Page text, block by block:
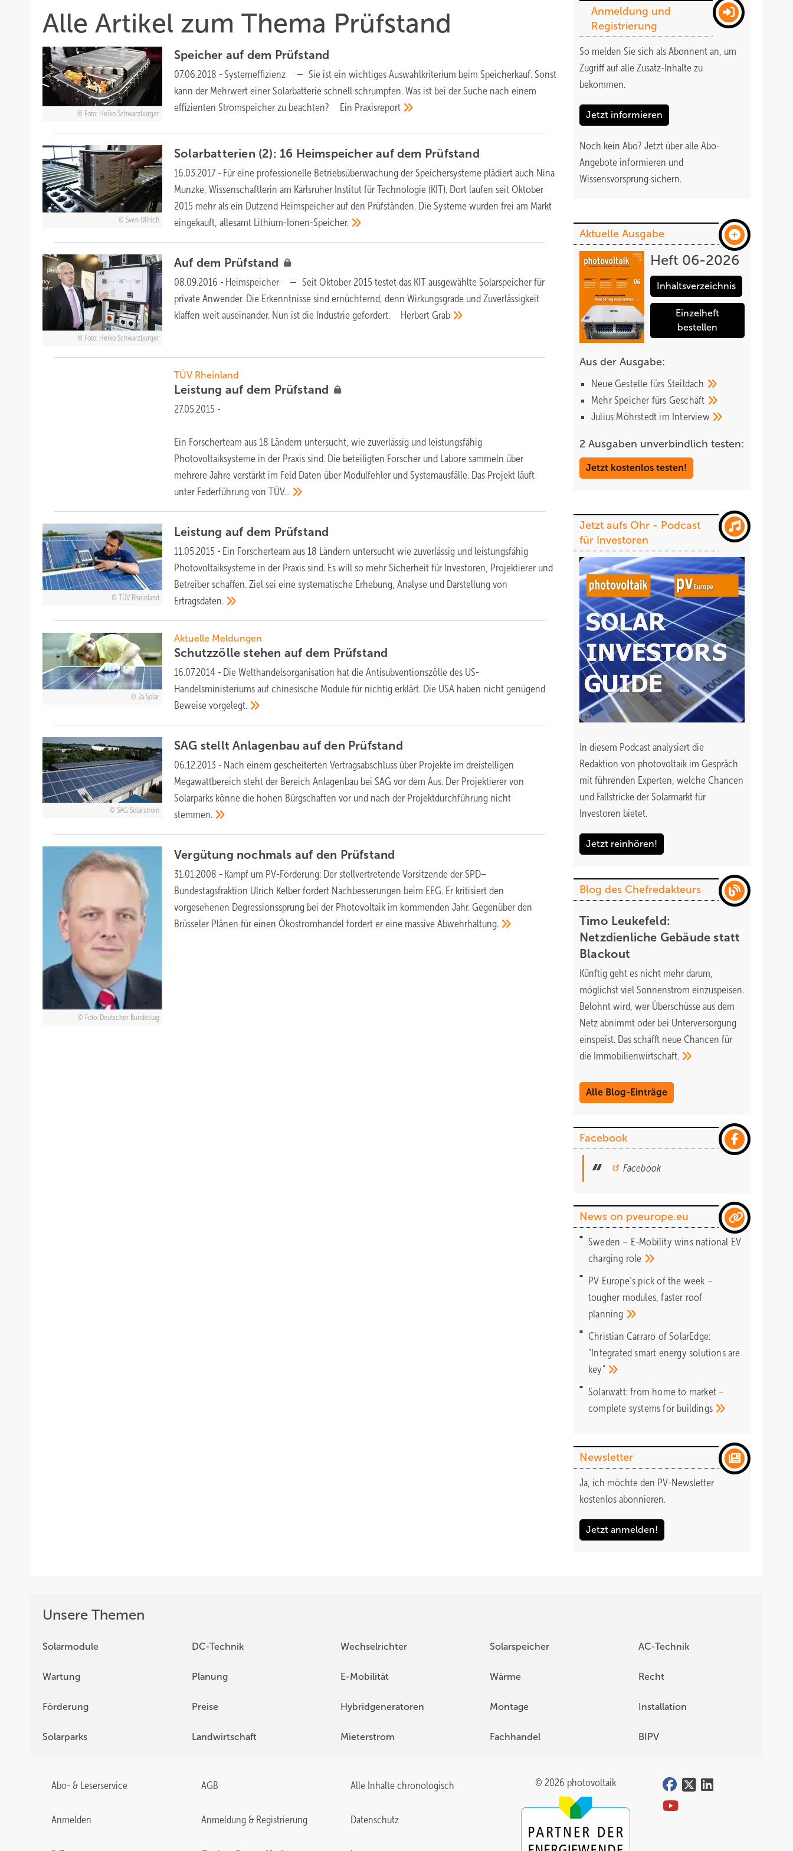
Alle Artikel zum Thema Prüfstand
Foto: Heiko Schwarzburger
Speicher auf dem Prüfstand
07.06.2018 - Systemeffizienz —Sie ist ein wichtiges Auswahlkriterium beim Speicherkauf. Sonst
kann der Mehrwert einer Solarbatterie schnell schrumpfen. Was ist bei der Suche nach einem
effizienten Stromspeicher zu beachten? Ein Praxisreport
Sven Ullrich
Solarbatterien (2): 16 Heimspeicher auf dem Prüfstand
16.03.2017 - Für eine professionelle Betriebsüberwachung der Speichersysteme plädiert auch Nina
Munzke, Wissenschaftlerin am Karlsruher Institut für Technologie (KIT). Dort laufen seit Oktober
2015 mehr als ein Dutzend Heimspeicher auf den Prüfständen. Die Systeme wurden frei am Markt
eingekauft, allesamt Lithium-Ionen-Speicher.
Foto: Heiko Schwarzburger
Auf dem Prüfstand
08.09.2016 - Heimspeicher —Seit Oktober 2015 testet das KIT ausgewählte Solarspeicher für
private Anwender. Die Erkenntnisse sind ernüchternd, denn Wirkungsgrade und Zuverlässigkeit
klaffen weit auseinander. Nun ist die Industrie gefordert. HerbertGrab
TÜV Rheinland
Leistung auf dem Prüfstand
27.05.2015 -
Ein Forscherteam aus 18 Ländern untersucht, wie zuverlässig und leistungsfähig
Photovoltaiksysteme in der Praxis sind. Die beteiligten Forscher und Labore sammeln über
mehrere Jahre verstärkt im Feld Daten über Modulfehler und Systemausfälle. Das Projekt läuft
unter Federführung vonTÜV...
TÜV Rheinland
Leistung auf dem Prüfstand
11.05.2015 - Ein Forscherteam aus 18 Ländern untersucht wie zuverlässig und leistungsfähig
Photovoltaiksysteme in der Praxis sind. Es will so mehr Sicherheit für Investoren, Projektierer und
Betreiber schaffen. Ziel sei eine systematische Erhebung, Analyse und Darstellung von
Ertragsdaten.
Ja Solar
Aktuelle Meldungen
Schutzzölle stehen auf dem Prüfstand
16.07.2014 - Die Welthandelsorganisation hat die Antisubventionszölle des US-
Handelsministeriums auf chinesische Module für nichtig erklärt. Die USA haben nicht genügend
Beweisevorgelegt.
SAG Solarstrom
SAG stellt Anlagenbau auf den Prüfstand
06.12.2013 - Nach einem gescheiterten Vertragsabschluss über Projekte im dreistelligen
Megawattbereich steht der Bereich Anlagenbau bei SAG vor dem Aus. Der Projektierer von
Solarparks könne die hohen Bürgschaften vor und nach der Projektdurchführung nicht
stemmen.
Foto: Deutscher Bundestag
Vergütung nochmals auf den Prüfstand
31.01.2008 - Kampf um PV-Förderung: Der stellvertretende Vorsitzende der SPD–
Bundestagsfraktion Ulrich Kelber fordert Nachbesserungen beim EEG. Er kritisiert den
vorgesehenen Degressionssprung bei der Photovoltaik im kommenden Jahr. Gegenüber den
Brüsseler Plänen für einen Ökostromhandel fordert er eine massiveAbwehrhaltung.
Anmeldung und
Registrierung
So melden Sie sich als Abonnent an, um
Zugriff auf alle Zusatz-Inhalte zu
bekommen.
Jetzt informieren
Noch kein Abo? Jetzt über alle Abo-
Angebote informieren und
Wissensvorsprung sichern.
Aktuelle Ausgabe
Heft 06-2026
Inhaltsverzeichnis
Einzelheft
bestellen
Aus der Ausgabe:
Neue Gestelle fürs Steildach
Mehr Speicher fürs Geschäft
Julius Möhrstedt im Interview
2 Ausgaben unverbindlich testen:
Jetzt kostenlos testen!
Jetzt aufs Ohr - Podcast
für Investoren
In diesem Podcast analysiert die
Redaktion von photovoltaik im Gespräch
mit führenden Experten, welche Chancen
und Fallstricke der Solarmarkt für
Investoren bietet.
Jetzt reinhören!
Blog des Chefredakteurs
Timo Leukefeld:
Netzdienliche Gebäude statt
Blackout
Künftig geht es nicht mehr darum,
möglichst viel Sonnenstrom einzuspeisen.
Belohnt wird, wer Überschüsse aus dem
Netz abnimmt oder bei Unterversorgung
einspeist. Das schafft neue Chancen für
die Immobilienwirtschaft.
Alle Blog-Einträge
Facebook
Facebook
News on pveurope.eu
Sweden – E-Mobility wins national EV
charging role
PV Europe‘s pick of the week –
tougher modules, faster roof
planning
Christian Carraro of SolarEdge:
“Integrated smart energy solutions are
key”
Solarwatt: from home to market –
complete systems for buildings
Newsletter
Ja, ich möchte den PV-Newsletter
kostenlos abonnieren.
Jetzt anmelden!
Unsere Themen
Solarmodule DC-Technik Wechselrichter Solarspeicher AC-Technik
Wartung Planung E-Mobilität Wärme Recht
Förderung Preise Hybridgeneratoren Montage Installation
Solarparks Landwirtschaft Mieterstrom Fachhandel BIPV
Abo- & Leserservice AGB Alle Inhalte chronologisch
Anmelden Anmeldung & Registrierung Datenschutz
© 2026 photovoltaik